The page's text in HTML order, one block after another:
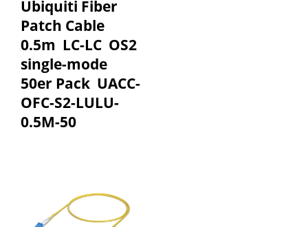
Ubiquiti Fiber
Patch Cable 
0.5m  LC-LC  OS2
single-mode 
50er Pack  UACC-
OFC-S2-LULU-
0.5M-50